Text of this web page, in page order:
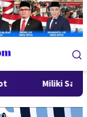
Sabu 50 Gram, IRT